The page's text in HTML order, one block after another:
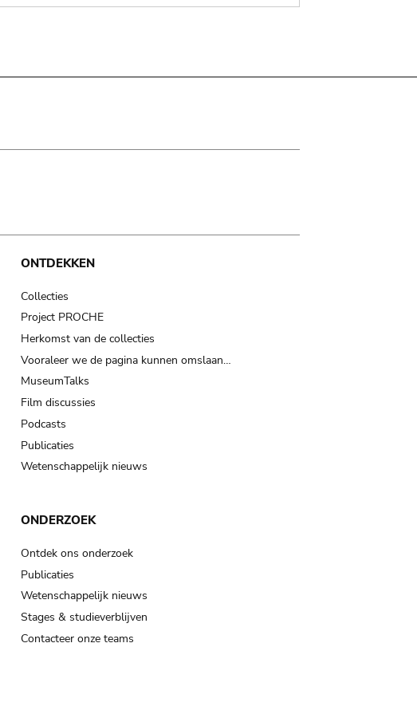
ONTDEKKEN
Collecties
Project PROCHE
Herkomst van de collecties
Vooraleer we de pagina kunnen omslaan…
MuseumTalks
Film discussies
Podcasts
Publicaties
Wetenschappelijk nieuws
ONDERZOEK
Ontdek ons onderzoek
Publicaties
Wetenschappelijk nieuws
Stages & studieverblijven
Contacteer onze teams